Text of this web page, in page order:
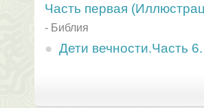
Часть первая
- Библия
Дети вечности.Часть